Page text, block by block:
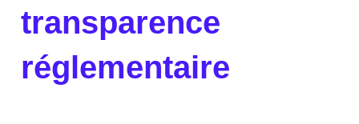
transparence
réglementaire